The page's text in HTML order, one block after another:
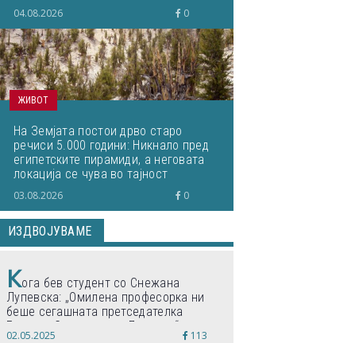
04.08.2026 0
ЖИВОТ
На Земјата постои дрво старо
речиси 5.000 години: Никнало пред
египетските пирамиди, а неговата
локација се чува во тајност
03.08.2026 0
ИЗДВОЈУВАМЕ
Кога бев студент со Снежана
Лупевска: „Омилена професорка ни
беше сегашната претседателка
Гордана Сиљановска-Давкова“
02.05.2025 113